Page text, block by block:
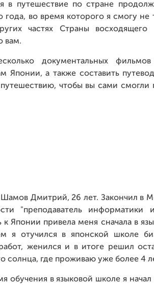
в путешествие по стране
года, во время которого я смогу не
частях Страны
вам.
документальных
Японии, а также составить
чтобы вы сами смогли
Шамов Дмитрий, 26 лет. Закончил в
"преподаватель информатики
Японии привела меня сначала в
я отучился в японской школе
женился и в итоге решил
солнца, где проживаю уже более 4
обучения в языковой школе я